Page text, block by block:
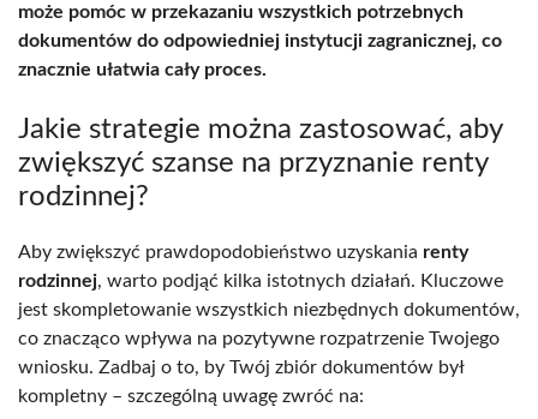
może pomóc w przekazaniu wszystkich potrzebnych
dokumentów do odpowiedniej instytucji zagranicznej, co
znacznie ułatwia cały proces.
Jakie strategie można zastosować, aby
zwiększyć szanse na przyznanie renty
rodzinnej?
Aby zwiększyć prawdopodobieństwo uzyskania renty
rodzinnej, warto podjąć kilka istotnych działań. Kluczowe
jest skompletowanie wszystkich niezbędnych dokumentów,
co znacząco wpływa na pozytywne rozpatrzenie Twojego
wniosku. Zadbaj o to, by Twój zbiór dokumentów był
kompletny – szczególną uwagę zwróć na: